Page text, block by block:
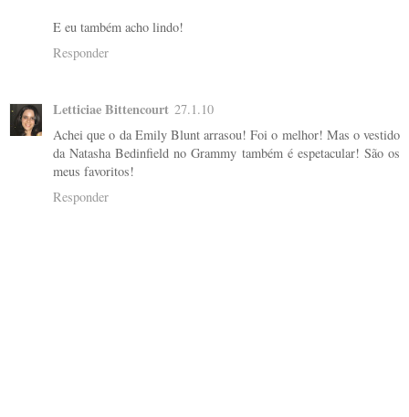
E eu também acho lindo!
Responder
Letticiae Bittencourt 27.1.10
Achei que o da Emily Blunt arrasou! Foi o melhor! Mas o vestido
da Natasha Bedinfield no Grammy também é espetacular! São os
meus favoritos!
Responder